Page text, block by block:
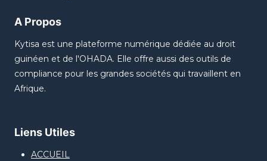
A Propos
Kytisa est une plateforme numérique dédiée au droit
guinéen et de l'OHADA. Elle offre aussi des outils de
compliance pour les grandes sociétés qui travaillent en
Afrique.
Liens Utiles
ACCUEIL